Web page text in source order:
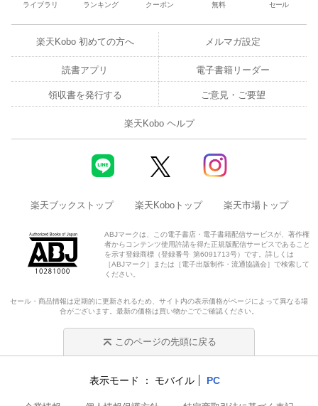
ライブラリ ランキング クーポン 無料 セール
楽天Kobo 初めての方へ メルマガ設定
読書アプリ 電子書籍リーダー
領収書を発行する ご意見・ご要望
楽天Kobo ヘルプ
楽天ブックストップ 楽天Koboトップ 楽天市場トップ
ABJマークは、この電子書店・電子書籍配信サービスが、著作権
者からコンテンツ使用許諾を得た正規版配信サービスであること
を示す登録商標（登録番号 第6091713号）です。詳しくは
［ABJマーク］または［電子出版制作・流通協議会］で検索して
ください。
セール・商品情報は定期的に更新されるため、サイト内の表示価格がページによって異なる場
合がございます。最新の価格は買い物かごでご確認ください。
このページの先頭に戻る
表示モード モバイル PC